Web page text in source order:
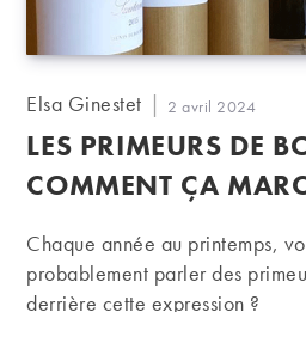
Auteur/autrice
la
publication :
Elsa Ginestet
Publication
publiée :
2 avril 2024
LES PRIMEURS DE
COMMENT ÇA
Chaque année au printemps,
probablement parler des
derrière cette expression ?